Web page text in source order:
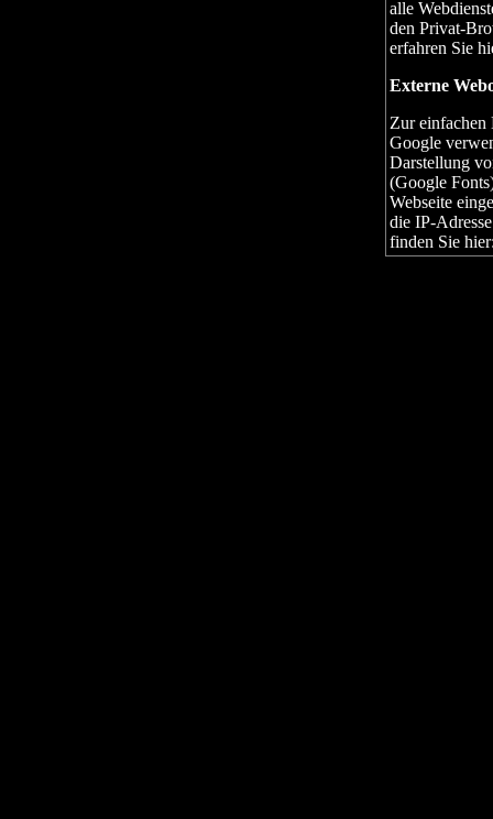
alle
den Privat-
erfahren Sie
Externe
Zur einfachen
Google
Darstellung
(Google
Webseite
die IP-
finden Sie